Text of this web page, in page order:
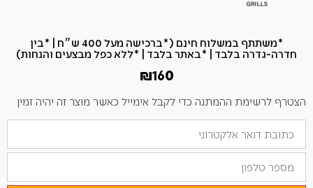
*משתתף במשלוח חינם (*ברכישה מעל 400 ש״ח​ | *בין
חדרה-גדרה בלבד | *באתר בלבד | *ללא כפל מבצעים והנחות)
₪160
הצטרף לרשימת ההמתנה כדי לקבל אימייל כאשר מוצר זה יהיה זמין
הזן
את
כתובת
שלך
כדי
מספר
טלפון